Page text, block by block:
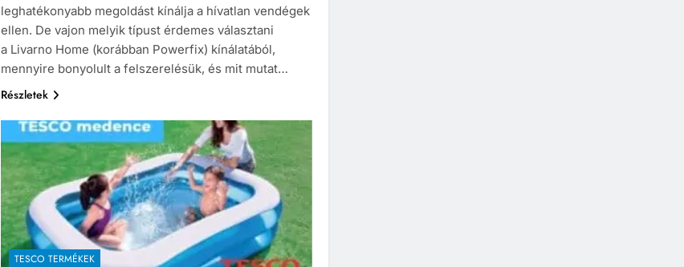
leghatékonyabb megoldást kínálja a hívatlan vendégek
ellen. De vajon melyik típust érdemes választani
a Livarno Home (korábban Powerfix) kínálatából,
mennyire bonyolult a felszerelésük, és mit mutat…
Részletek
TESCO TERMÉKEK